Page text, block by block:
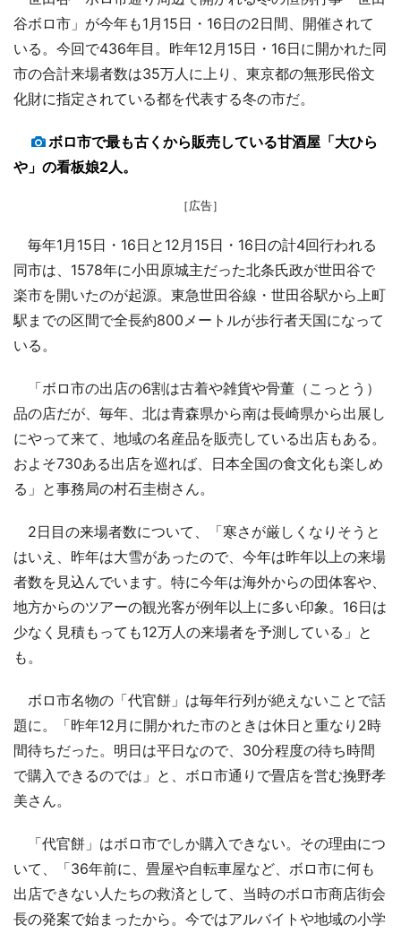
谷ボロ市」が今年も1月15日・16日の2日間、開催されて
いる。今回で436年目。昨年12月15日・16日に開かれた同
市の合計来場者数は35万人に上り、東京都の無形民俗文
化財に指定されている都を代表する冬の市だ。
ボロ市で最も古くから販売している甘酒屋「大ひら
や」の看板娘2人。
［広告］
毎年1月15日・16日と12月15日・16日の計4回行われる
同市は、1578年に小田原城主だった北条氏政が世田谷で
楽市を開いたのが起源。東急世田谷線・世田谷駅から上町
駅までの区間で全長約800メートルが歩行者天国になって
いる。
「ボロ市の出店の6割は古着や雑貨や骨董（こっとう）
品の店だが、毎年、北は青森県から南は長崎県から出展し
にやって来て、地域の名産品を販売している出店もある。
およそ730ある出店を巡れば、日本全国の食文化も楽しめ
る」と事務局の村石圭樹さん。
2日目の来場者数について、「寒さが厳しくなりそうと
はいえ、昨年は大雪があったので、今年は昨年以上の来場
者数を見込んでいます。特に今年は海外からの団体客や、
地方からのツアーの観光客が例年以上に多い印象。16日は
少なく見積もっても12万人の来場者を予測している」と
も。
ボロ市名物の「代官餅」は毎年行列が絶えないことで話
題に。「昨年12月に開かれた市のときは休日と重なり2時
間待ちだった。明日は平日なので、30分程度の待ち時間
で購入できるのでは」と、ボロ市通りで畳店を営む挽野孝
美さん。
「代官餅」はボロ市でしか購入できない。その理由につ
いて、「36年前に、畳屋や自転車屋など、ボロ市に何も
出店できない人たちの救済として、当時のボロ市商店街会
長の発案で始まったから。今ではアルバイトや地域の小学